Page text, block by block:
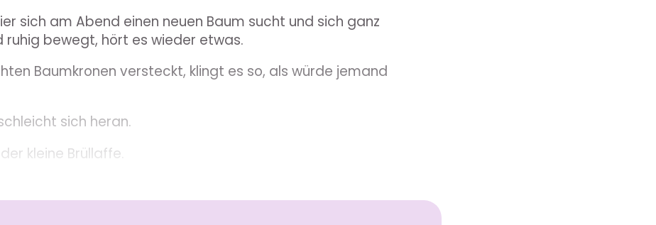
sich am Abend einen neuen Baum sucht und sich ganz
ruhig bewegt, hört es wieder etwas.
Baumkronen versteckt, klingt es so, als würde jemand
sich heran.
kleine Brüllaffe.